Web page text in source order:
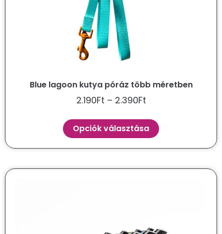
Blue lagoon kutya póráz több méretben
2.190Ft – 2.390Ft
Opciók választása